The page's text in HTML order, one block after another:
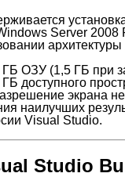
Server 2008
ГБ ОЗУ (1,5 ГБ при
доступного
экрана
наилучших
Visual Studio.
Studio